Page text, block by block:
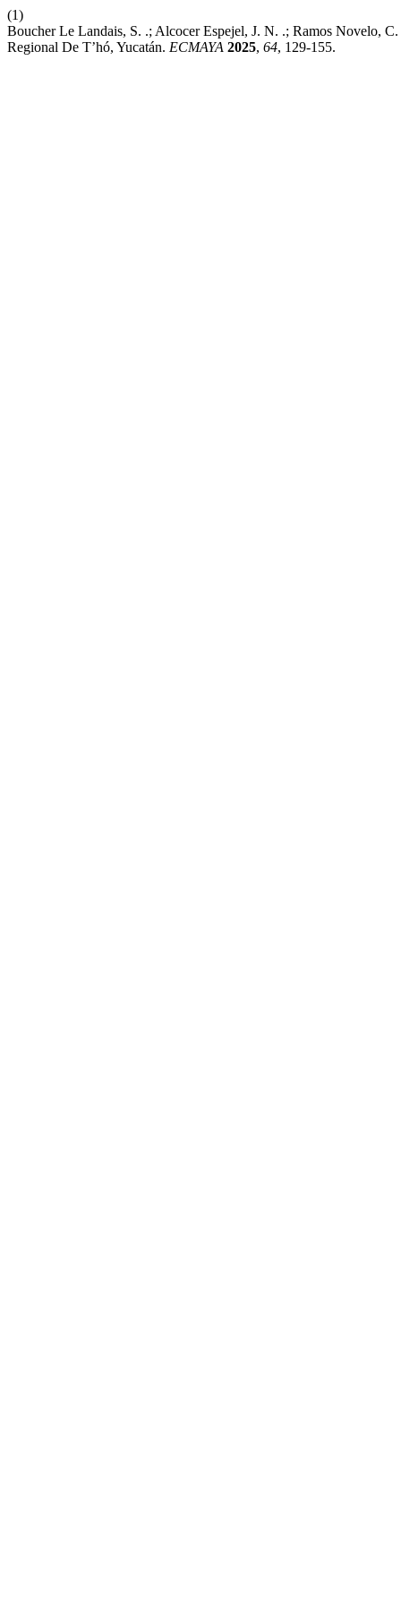
(1)
Boucher Le Landais, S. .; Alcocer Espejel, J. N. .; Ramos Novelo,
Regional De T’hó, Yucatán. ECMAYA 2025, 64, 129-155.